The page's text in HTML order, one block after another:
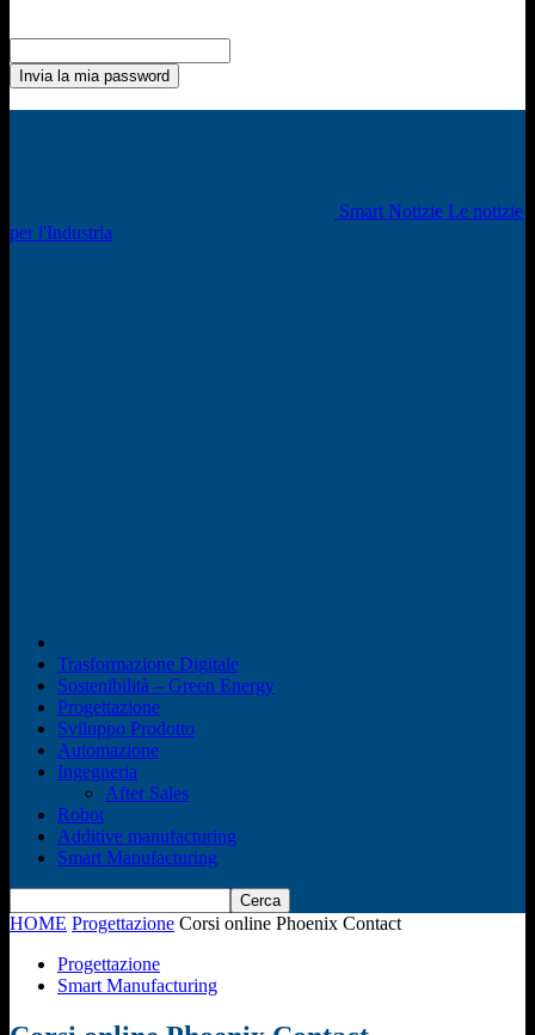
Smart Notizie Le notizie
per l'Industria
Trasformazione Digitale
Sostenibilità – Green Energy
Progettazione
Sviluppo Prodotto
Automazione
Ingegneria
After Sales
Robot
Additive manufacturing
Smart Manufacturing
HOME Progettazione Corsi online Phoenix Contact
Progettazione
Smart Manufacturing